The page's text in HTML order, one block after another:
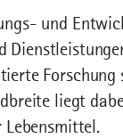
und
liegt